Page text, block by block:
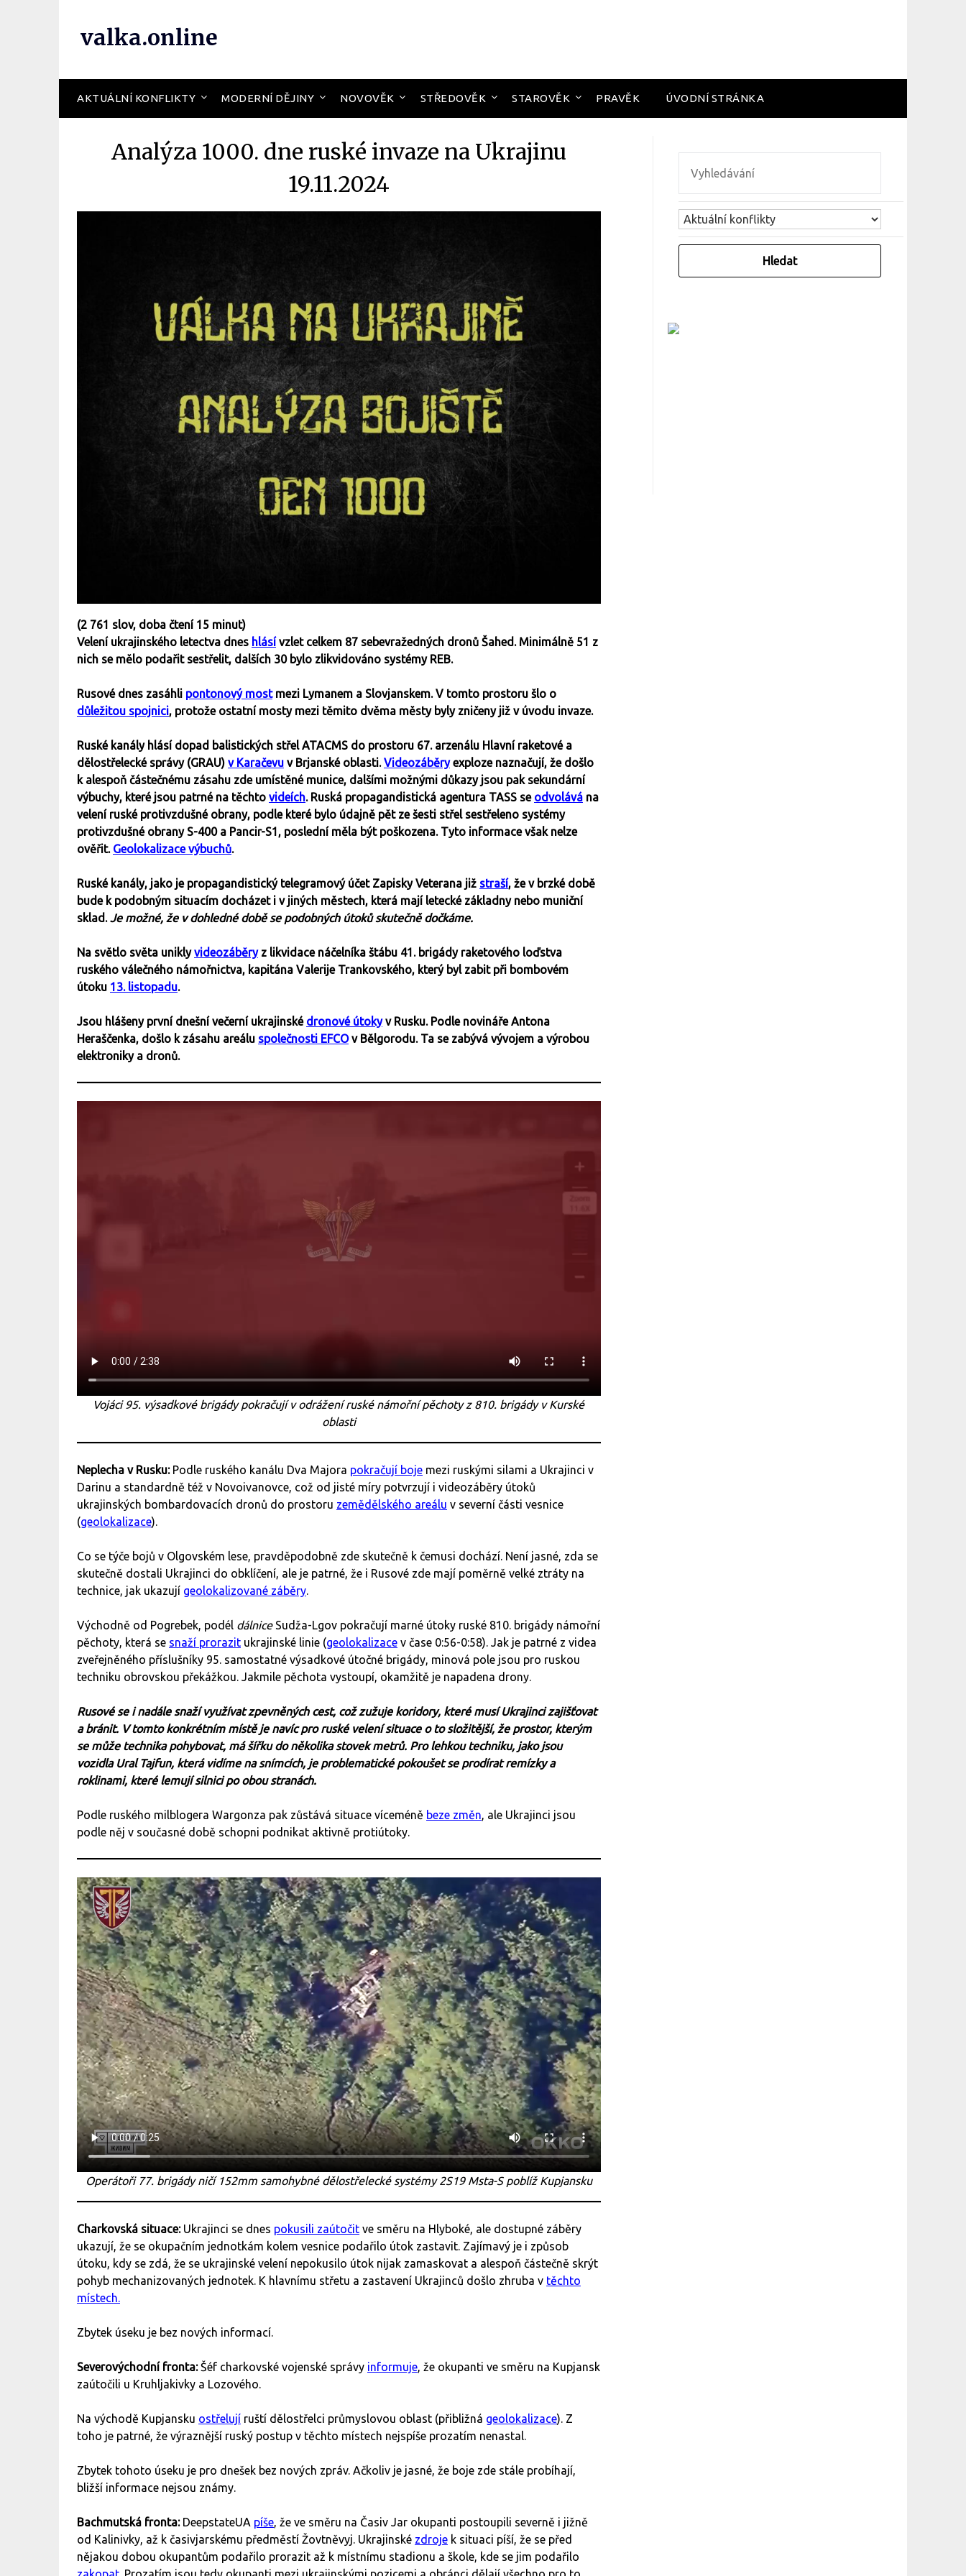
valka.online
AKTUÁLNÍ KONFLIKTY MODERNÍ DĚJINY NOVOVĚK STŘEDOVĚK STAROVĚK PRAVĚK ÚVODNÍ STRÁNKA
Analýza 1000. dne ruské invaze na Ukrajinu
19.11.2024
(2 761 slov, doba čtení 15 minut)
Velení ukrajinského letectva dnes hlásívzlet celkem 87 sebevražedných dronů Šahed. Minimálně 51 z
nich se mělo podařit sestřelit, dalších 30 bylo zlikvidováno systémy REB.
Rusové dnes zasáhli pontonový mostmezi Lymanem a Slovjanskem. V tomto prostoru šlo o
důležitou spojnici, protože ostatní mosty mezi těmito dvěma městy byly zničeny již v úvodu invaze.
Ruské kanály hlásí dopad balistických střel ATACMS do prostoru 67. arzenálu Hlavní raketové a
dělostřelecké správy (GRAU) v Karačevu v Brjanské oblasti.Videozáběryexploze naznačují, že došlo
k alespoň částečnému zásahu zde umístěné munice, dalšími možnými důkazy jsou pak sekundární
výbuchy, které jsou patrné na těchto videích. Ruská propagandistická agentura TASS se odvolává na
velení ruské protivzdušné obrany, podle které bylo údajně pět ze šesti střel sestřeleno systémy
protivzdušné obrany S-400 a Pancir-S1, poslední měla být poškozena. Tyto informace však nelze
ověřit. Geolokalizace výbuchů.
Ruské kanály, jako je propagandistický telegramový účet Zapisky Veterana již straší, že v brzké době
bude k podobným situacím docházet i v jiných městech, která mají letecké základny nebo muniční
sklad.Je možné, že v dohledné době se podobných útoků skutečně dočkáme.
Na světlo světa uniklyvideozáběryz likvidace náčelníka štábu 41. brigády raketového loďstva
ruského válečného námořnictva, kapitána Valerije Trankovského, který byl zabit při bombovém
útoku 13. listopadu.
Jsou hlášeny první dnešní večerní ukrajinské dronové útokyv Rusku. Podle novináře Antona
Heraščenka, došlo k zásahu areálu společnosti EFCOv Bělgorodu. Ta se zabývá vývojem a výrobou
elektroniky a dronů.
Vojáci 95. výsadkové brigády pokračují v odrážení ruské námořní pěchoty z 810. brigády v Kurské
oblasti
Neplecha v Rusku: Podle ruského kanálu Dva Majora pokračují boje mezi ruskými silami a Ukrajinci v
Darinu a standardně též v Novoivanovce, což od jisté míry potvrzují i videozáběry útoků
ukrajinských bombardovacích dronů do prostoru zemědělského areálu v severní části vesnice
(geolokalizace).
Co se týče bojů v Olgovském lese, pravděpodobně zde skutečně k čemusi dochází. Není jasné, zda se
skutečně dostali Ukrajinci do obklíčení, ale je patrné, že i Rusové zde mají poměrně velké ztráty na
technice, jak ukazují geolokalizované záběry.
Východně od Pogrebek, podél dálniceSudža-Lgov pokračují marné útoky ruské 810. brigády námořní
pěchoty, která se snaží prorazit ukrajinské linie (geolokalizace v čase 0:56-0:58). Jak je patrné z videa
zveřejněného příslušníky 95. samostatné výsadkové útočné brigády, minová pole jsou pro ruskou
techniku obrovskou překážkou. Jakmile pěchota vystoupí, okamžitě je napadena drony.
Rusové se i nadále snaží využívat zpevněných cest, což zužuje koridory, které musí Ukrajinci zajišťovat
a bránit. V tomto konkrétním místě je navíc pro ruské velení situace o to složitější, že prostor, kterým
se může technika pohybovat, má šířku do několika stovek metrů. Pro lehkou techniku, jako jsou
vozidla Ural Tajfun, která vidíme na snímcích, je problematické pokoušet se prodírat remízky a
roklinami, které lemují silnici po obou stranách.
Podle ruského milblogera Wargonza pak zůstává situace víceméně beze změn, ale Ukrajinci jsou
podle něj v současné době schopni podnikat aktivně protiútoky.
Operátoři 77. brigády ničí 152mm samohybné dělostřelecké systémy 2S19 Msta-S poblíž Kupjansku
Charkovská situace: Ukrajinci se dnes pokusili zaútočit ve směru na Hlyboké, ale dostupné záběry
ukazují, že se okupačním jednotkám kolem vesnice podařilo útok zastavit. Zajímavý je i způsob
útoku, kdy se zdá, že se ukrajinské velení nepokusilo útok nijak zamaskovat a alespoň částečně skrýt
pohyb mechanizovaných jednotek. K hlavnímu střetu a zastavení Ukrajinců došlo zhruba v těchto
místech.
Zbytek úseku je bez nových informací.
Severovýchodní fronta:Šéf charkovské vojenské správy informuje, že okupanti ve směru na Kupjansk
zaútočili u Kruhljakivky a Lozového.
Na východě Kupjansku ostřelují ruští dělostřelci průmyslovou oblast (přibližná geolokalizace). Z
toho je patrné, že výraznější ruský postup v těchto místech nejspíše prozatím nenastal.
Zbytek tohoto úseku je pro dnešek bez nových zpráv. Ačkoliv je jasné, že boje zde stále probíhají,
bližší informace nejsou známy.
Bachmutská fronta: DeepstateUA píše, že ve směru na Časiv Jar okupanti postoupili severně i jižně
od Kalinivky, až k časivjarskému předměstí Žovtněvyj. Ukrajinské zdroje k situaci píší, že se před
nějakou dobou okupantům podařilo prorazit až k místnímu stadionu a škole, kde se jim podařilo